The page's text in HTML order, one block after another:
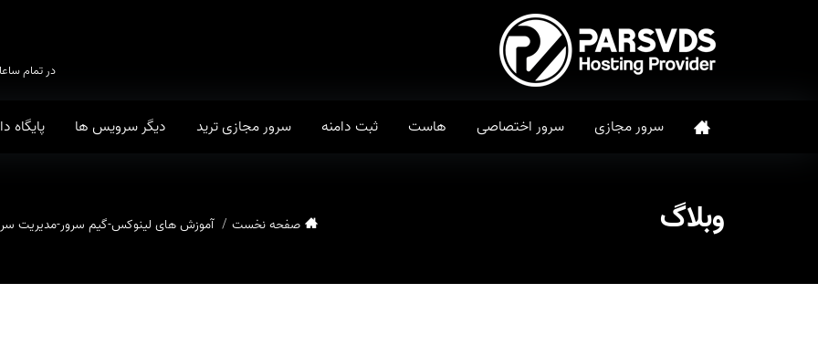
در تمام
سرور مجازی سرور اختصاصی هاست ثبت دامنه سرور مجازی ترید دیگر سرویس ها پایگاه
وبلاگ صفحه نخست آموزش های لینوکس-گیم سرور-مدیریت